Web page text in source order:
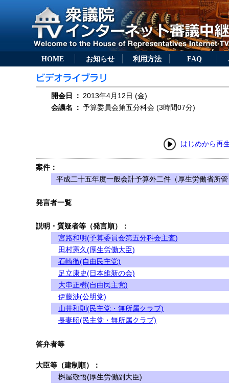
HOME お知らせ 利用方法 FAQ
開会日 ： 2013年4月12日 (金)
会議名
： 予算委員会第五分科会 (3時間07分)
はじめから再
案件：
平成二十五年度一般会計予算外二件（厚生労働省所
発言者一覧
説明・質疑者等（発言順）：
宮路和明(予算委員会第五分科会主査)
田村憲久(厚生労働大臣)
石崎徹(自由民主党)
足立康史(日本維新の会)
大串正樹(自由民主党)
伊藤渉(公明党)
山井和則(民主党・無所属クラブ)
長妻昭(民主党・無所属クラブ)
答弁者等
大臣等（建制順）：
桝屋敬悟(厚生労働副大臣)